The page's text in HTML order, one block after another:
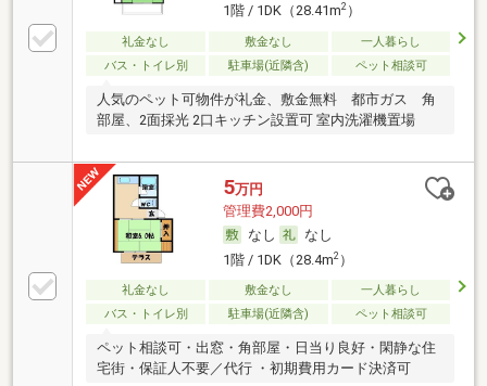
1階 / 1DK（28.41m2）
礼金なし 敷金なし
一人暮らし
バス・トイレ別
駐車場(近隣含) ペット相談可
人気のペット可物件が礼金、敷金無料 都市ガス 角
部屋、2面採光 2口キッチン設置可 室内洗濯機置場
5万円
管理費2,000円
なし
なし
1階 / 1DK（28.4m2）
礼金なし 敷金なし
一人暮らし
バス・トイレ別
駐車場(近隣含) ペット相談可
ペット相談可・出窓・角部屋・日当り良好・閑静な住
宅街・保証人不要／代行 ・初期費用カード決済可